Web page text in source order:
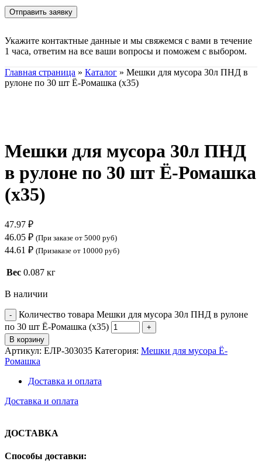
Укажите контактные данные и мы свяжемся с вами в течение
1 часа, ответим на все ваши вопросы и поможем с выбором.
Главная страница » Каталог » Мешки для мусора 30л ПНД в
рулоне по 30 шт Ё-Ромашка (х35)
Мешки для мусора 30л ПНД
в рулоне по 30 шт Ё-Ромашка
(х35)
47.97 ₽
46.05 ₽ (При заказе от 5000 руб)
44.61 ₽ (Призаказе от 10000 руб)
Вес 0.087 кг
В наличии
Количество товара Мешки для мусора 30л ПНД в рулоне
по 30 шт Ё-Ромашка (х35)
В корзину
Артикул: ЕЛР-303035 Категория: Мешки для мусора Ё-
Ромашка
Доставка и оплата
Доставка и оплата
ДОСТАВКА
Способы доставки: